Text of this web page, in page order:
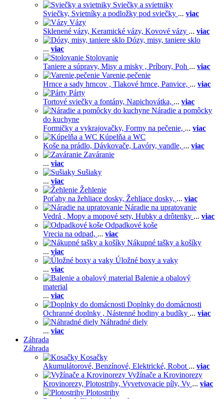
Sviečky a svietniky
Sviečky, Svietníky a podložky pod sviečky ... viac
Vázy
Sklenené vázy, Keramické vázy, Kovové vázy ... viac
Dózy, misy, taniere sklo
... viac
Stolovanie
Taniere a súpravy, Misy a misky , Príbory, Poh ... viac
Varenie,pečenie
Hrnce a sady hrncov , Tlakové hrnce, Panvice, ... viac
Párty
Tortové sviečky a fontány, Napichovátka, ... viac
Náradie a pomôcky
do kuchyne
Formičky a vykrajovačky, Formy na pečenie, ... viac
Kúpelňa a WC
Koše na prádlo, Dávkovače, Lavóry, vandle, ... viac
Zaváranie
... viac
Sušiaky
... viac
Žehlenie
Poťahy na žehliace dosky, Žehliace dosky, ... viac
Náradie na upratovanie
Vedrá , Mopy a mopové sety, Hubky a drôtenky ... viac
Odpadkové koše
Vrecia na odpad, ... viac
Nákupné tašky a košíky
... viac
Úložné boxy a vaky
... viac
Balenie a obalový
material
... viac
Doplnky do domácnosti
Ochranné doplnky , Nástenné hodiny a budíky ... viac
Náhradné diely
... viac
Záhrada
Záhrada
Kosačky
Akumulátorové, Benzínové, Elektrické, Robot ... viac
Vyžínače a Krovinorezy
Krovinorezy, Plotostrihy, Vyvetvovacie píly, Vy ... viac
Plotostrihy